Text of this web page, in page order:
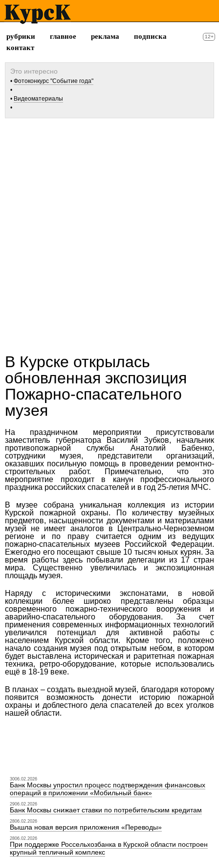
рубрики главное реклама
подписка
контакт
12+
Фотоконкурс "Событие года"
Видеоматериалы
В Курске открылась
обновленная экспозиция
Пожарно-спасательного
музея
На праздничном мероприятии присутствовали
заместитель губернатора Василий Зубков, начальник
противопожарной службы Анатолий Бабенко,
сотрудники музея, представители организаций,
оказавших посильную помощь в проведении ремонтно-
строительных работ. Примечательно, что это
мероприятие проходит в канун профессионального
праздника российских спасателей и в год 25-летия МЧС.
В музее собрана уникальная коллекция из истории
Курской пожарной охраны. По количеству музейных
предметов, насыщенности документами и материалами
музей не имеет аналогов в Центрально-Черноземном
регионе и по праву считается одним из ведущих
пожарно-спасательных музеев Российской Федерации.
Ежегодно его посещают свыше 10 тысяч юных курян. За
время работы здесь побывали делегации из 17 стран
мира. Существенно увеличилась и экспозиционная
площадь музея.
Наряду с историческими экспонатами, в новой
коллекции более широко представлены образцы
современного пожарно-технического вооружения и
аварийно-спасательного оборудования. За счет
применения современных информационных технологий
увеличился потенциал для активной работы с
населением Курской области. Кроме того, положено
начало создания музея под открытым небом, в котором
будет выставлена историческая и раритетная пожарная
техника, ретро-оборудование, которые использовались
ещё в 18-19 веке.
В планах – создать выездной музей, благодаря которому
появится возможность донести историю пожарной
охраны и доблестного дела спасателей до всех уголков
нашей области.
3006.02.2026
Банк Москвы упростил процесс подтверждения финансовых
операций в приложении «Мобильный банк»
2906.02.2026
Банк Москвы снижает ставки по потребительским кредитам
2806.02.2026
Вышла новая версия приложения «Переводы»
2806.02.2026
При поддержке Россельхозбанка в Курской области построен
крупный тепличный комплекс